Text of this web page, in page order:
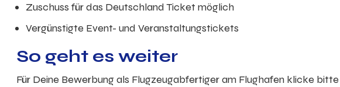
Zuschuss für das Deutschland Ticket möglich
Vergünstigte Event- und Veranstaltungstickets
So geht es weiter
Für Deine Bewerbung als Flugzeugabfertiger am Flughafen klicke